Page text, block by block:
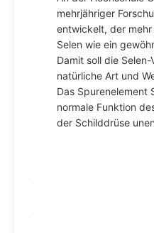
mehrjähriger
entwickelt, der
Selen wie ein
Damit soll die
natürliche Art und
Das Spurenelement
normale Funktion
der Schilddrüse